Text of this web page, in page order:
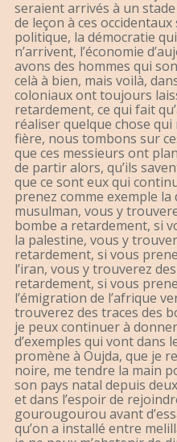
seraient arrivés à un
de leçon à ces
politique, la démocratie
n’arrivent, l’économie
avons des hommes qui
celà à bien, mais voilà,
coloniaux ont toujours
retardement, ce qui fait
réaliser quelque chose
fière, nous tombons sur
que ces messieurs ont
de partir alors, qu’ils
que ce sont eux qui
prenez comme exemple
musulman, vous y
bombe a retardement, si
la palestine, vous y
retardement, si vous
l’iran, vous y trouverez
retardement, si vous
l’émigration de l’afrique
trouverez des traces des
je peux continuer à
d’exemples qui vont dans
promène à Oujda, que je
noire, me tendre la main
son pays natal depuis
et dans l’espoir de
gourougourou avant
qu’on a installé entre